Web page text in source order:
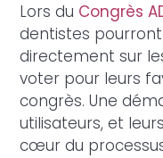
Lors du Congrès
dentistes
directement sur
voter pour leurs
congrès. Une
utilisateurs, et
cœur du